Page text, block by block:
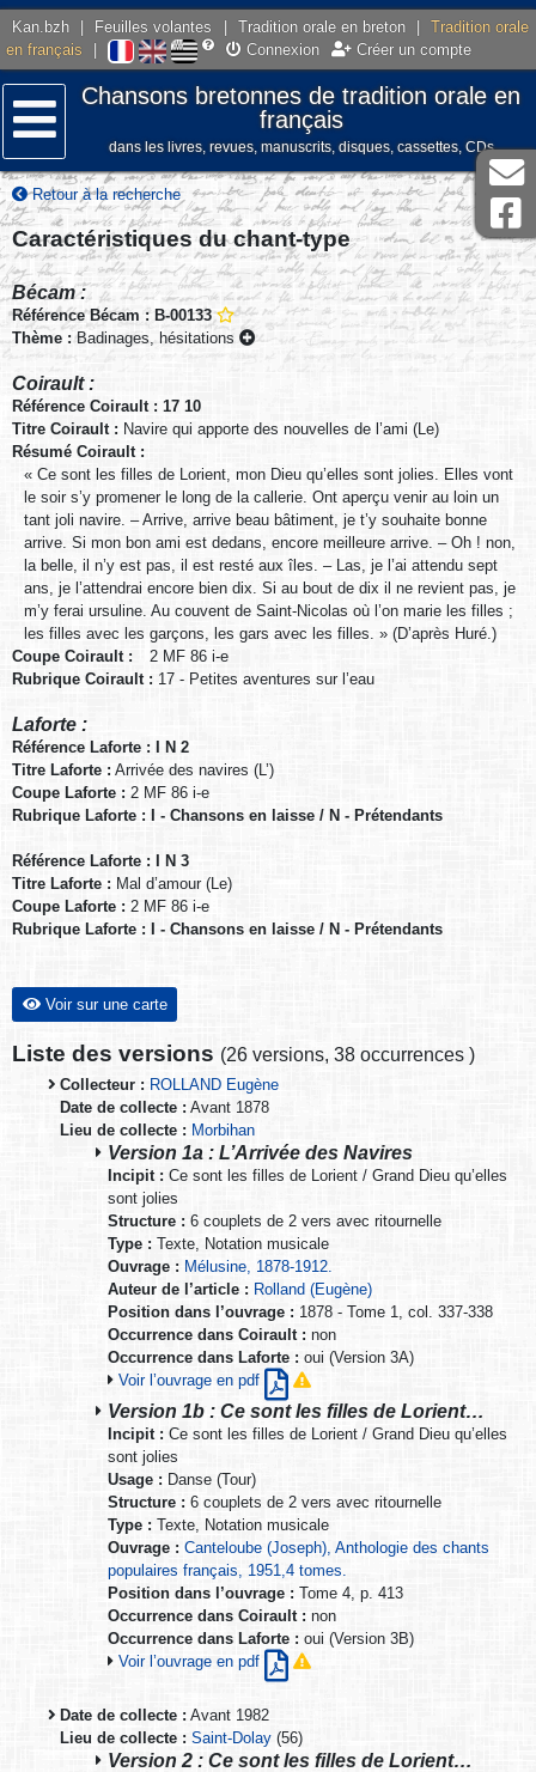
Kan.bzh Feuilles volantes Tradition orale en breton
Tradition orale
en français
Connexion Créer un compte
Menu
Chansons bretonnes de tradition orale en
français
dans les livres, revues, manuscrits, disques, cassettes, CDs
Retour à la recherche
Caractéristiques du chant-type
Bécam :
Référence Bécam : B-00133
Thème : Badinages, hésitations
Coirault :
Référence Coirault : 17 10
Titre Coirault : Navire qui apporte des nouvelles de l’ami (Le)
Résumé Coirault :
« Ce sont les filles de Lorient, mon Dieu qu’elles sont jolies. Elles vont
le soir s’y promener le long de la callerie. Ont aperçu venir au loin un
tant joli navire. – Arrive, arrive beau bâtiment, je t’y souhaite bonne
arrive. Si mon bon ami est dedans, encore meilleure arrive. – Oh ! non,
la belle, il n’y est pas, il est resté aux îles. – Las, je l’ai attendu sept
ans, je l’attendrai encore bien dix. Si au bout de dix il ne revient pas, je
m’y ferai ursuline. Au couvent de Saint-Nicolas où l’on marie les filles ;
les filles avec les garçons, les gars avec les filles. » (D’après Huré.)
Coupe Coirault :
2 MF 86 i-e
Rubrique Coirault : 17 - Petites aventures sur l’eau
Laforte :
Référence Laforte : I N 2
Titre Laforte : Arrivée des navires (L’)
Coupe Laforte : 2 MF 86 i-e
Rubrique Laforte : I - Chansons en laisse / N - Prétendants
Référence Laforte : I N 3
Titre Laforte : Mal d’amour (Le)
Coupe Laforte : 2 MF 86 i-e
Rubrique Laforte : I - Chansons en laisse / N - Prétendants
Voir sur une carte
Liste des versions (26 versions, 38 occurrences )
Collecteur : ROLLAND Eugène
Date de collecte : Avant 1878
Lieu de collecte : Morbihan
Version 1a : L’Arrivée des Navires
Incipit : Ce sont les filles de Lorient / Grand Dieu qu’elles
sont jolies
Structure : 6 couplets de 2 vers avec ritournelle
Type : Texte, Notation musicale
Ouvrage : Mélusine, 1878-1912.
Auteur de l’article : Rolland (Eugène)
Position dans l’ouvrage : 1878 - Tome 1, col. 337-338
Occurrence dans Coirault : non
Occurrence dans Laforte : oui (Version 3A)
Voir l’ouvrage en pdf
Version 1b : Ce sont les filles de Lorient…
Incipit : Ce sont les filles de Lorient / Grand Dieu qu’elles
sont jolies
Usage : Danse (Tour)
Structure : 6 couplets de 2 vers avec ritournelle
Type : Texte, Notation musicale
Ouvrage : Canteloube (Joseph), Anthologie des chants
populaires français, 1951,4 tomes.
Position dans l’ouvrage : Tome 4, p. 413
Occurrence dans Coirault : non
Occurrence dans Laforte : oui (Version 3B)
Voir l’ouvrage en pdf
Date de collecte : Avant 1982
Lieu de collecte : Saint-Dolay (56)
Version 2 : Ce sont les filles de Lorient…